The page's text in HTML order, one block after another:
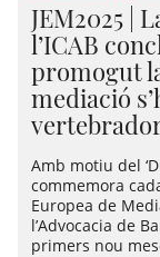
JEM2025 |
l’ICAB
promogut
mediació
Amb motiu del
commemora
Europea de
l’Advocacia de
primers nou